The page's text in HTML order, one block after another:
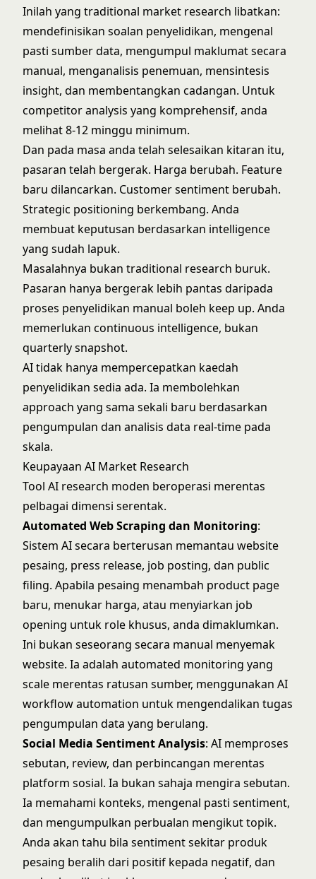
Inilah yang traditional market research libatkan:
mendefinisikan soalan penyelidikan, mengenal
pasti sumber data, mengumpul maklumat secara
manual, menganalisis penemuan, mensintesis
insight, dan membentangkan cadangan. Untuk
competitor analysis yang komprehensif, anda
melihat 8-12 minggu minimum.
Dan pada masa anda telah selesaikan kitaran itu,
pasaran telah bergerak. Harga berubah. Feature
baru dilancarkan. Customer sentiment berubah.
Strategic positioning berkembang. Anda
membuat keputusan berdasarkan intelligence
yang sudah lapuk.
Masalahnya bukan traditional research buruk.
Pasaran hanya bergerak lebih pantas daripada
proses penyelidikan manual boleh keep up. Anda
memerlukan continuous intelligence, bukan
quarterly snapshot.
AI tidak hanya mempercepatkan kaedah
penyelidikan sedia ada. Ia membolehkan
approach yang sama sekali baru berdasarkan
pengumpulan dan analisis data real-time pada
skala.
Keupayaan AI Market Research
Tool AI research moden beroperasi merentas
pelbagai dimensi serentak.
Automated Web Scraping dan Monitoring:
Sistem AI secara berterusan memantau website
pesaing, press release, job posting, dan public
filing. Apabila pesaing menambah product page
baru, menukar harga, atau menyiarkan job
opening untuk role khusus, anda dimaklumkan.
Ini bukan seseorang secara manual menyemak
website. Ia adalah automated monitoring yang
scale merentas ratusan sumber, menggunakan AI
workflow automation untuk mengendalikan tugas
pengumpulan data yang berulang.
Social Media Sentiment Analysis: AI memproses
sebutan, review, dan perbincangan merentas
platform sosial. Ia bukan sahaja mengira sebutan.
Ia memahami konteks, mengenal pasti sentiment,
dan mengumpulkan perbualan mengikut topik.
Anda akan tahu bila sentiment sekitar produk
pesaing beralih dari positif kepada negatif, dan